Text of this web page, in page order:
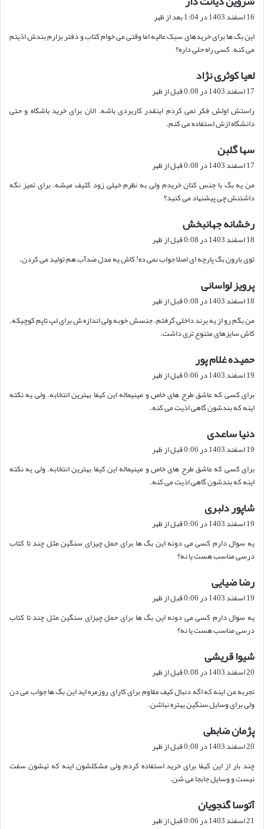
ف
ت
:
16 اسفند 1403 در 1:04 بعد از ظهر
این بگ ها برای خریدهای سبک عالیه اما وقتی می خوام کتاب و دفتر بزارم بندش اذیتم
می کنه. کسی راه حلی داره؟
لعیا کوثری نژادف
:
17 اسفند 1403 در 0:08 قبل از ظهر
راستش اولش فکر نمی کردم اینقدر کاربردی باشه. الان برای خرید باشگاه و حتی
دانشگاه ازش استفاده می کنم.
سها گلبنف
:
17 اسفند 1403 در 0:08 قبل از ظهر
من یه بگ با جنس کتان خریدم ولی به نظرم خیلی زود کثیف میشه. برای تمیز نگه
داشتنش چی پیشنهاد می کنید؟
رخشانه جهانبخشف
ت
:
18 اسفند 1403 در 0:08 قبل از ظهر
توی بارون بگ پارچه ای اصلا جواب نمی ده! کاش یه مدل ضدآب هم تولید می کردن.
پرویز لواسانیف
ت
:
18 اسفند 1403 در 0:08 قبل از ظهر
من بگم رو از یه برند داخلی گرفتم. جنسش خوبه ولی اندازه ش برای لپ تاپم کوچیکه.
کاش سایزهای متنوع تری داشت.
حمیده غلام پورف
:
19 اسفند 1403 در 0:06 قبل از ظهر
برای کسی که عاشق طرح های خاص و مینیماله این کیفا بهترین انتخابه. ولی یه نکته
اینه که بندشون گاهی اذیت می کنه.
دنیا ساعدی
ت
:
19 اسفند 1403 در 0:06 قبل از ظهر
برای کسی که عاشق طرح های خاص و مینیماله این کیفا بهترین انتخابه. ولی یه نکته
اینه که بندشون گاهی اذیت می کنه.
شاپور دلبری
ت
:
19 اسفند 1403 در 0:06 قبل از ظهر
یه سوال دارم کسی می دونه این بگ ها برای حمل چیزای سنگین مثل چند تا کتاب
درسی مناسب هست یا نه؟
رضا ضیاییف
:
19 اسفند 1403 در 0:06 قبل از ظهر
یه سوال دارم کسی می دونه این بگ ها برای حمل چیزای سنگین مثل چند تا کتاب
درسی مناسب هست یا نه؟
شیوا قریشی
ت
:
20 اسفند 1403 در 0:08 قبل از ظهر
تجربه من اینه که اگه دنبال کیف مقاوم برای کارای روزمره اید این بگ ها جواب می دن
ولی برای وسایل سنگین بهتره نباشن.
پژمان ضابطی
ت
:
20 اسفند 1403 در 0:08 قبل از ظهر
چند بار از این کیفا برای خرید استفاده کردم ولی مشکلشون اینه که تهشون سفت
نیست و وسایل جابجا می شن.
آتوسا گنجویانف
21 اسفند 1403 در 0:06 قبل از ظهر